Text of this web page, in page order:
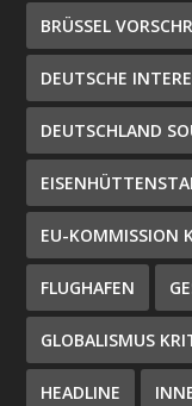
BRÜSSEL
DEUTSCHE
DEUTSCHLAND
EU-KOMMISSION
FLUGHAFEN
GLOBALISMUS
HEADLINE